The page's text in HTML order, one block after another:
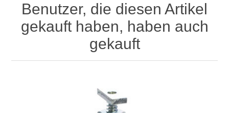
Benutzer, die diesen Artikel
gekauft haben, haben auch
gekauft